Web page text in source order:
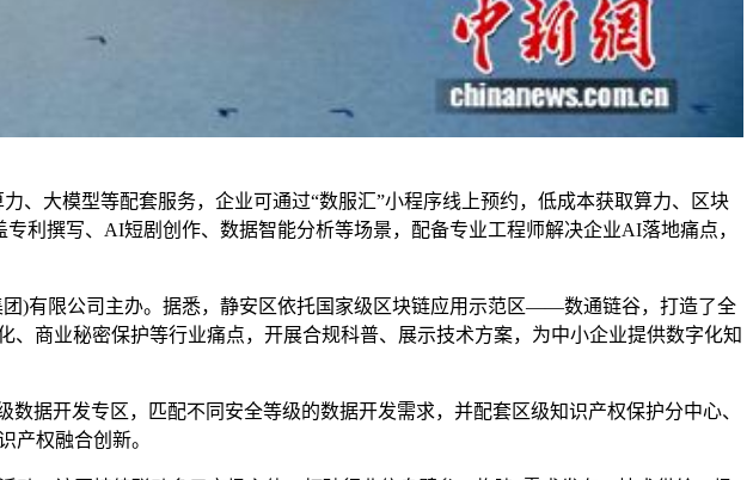
大模型等配套服务，企业可通过“数服汇”小程序线上预约，低成本获取算力、区块
利撰写、AI短剧创作、数据智能分析等场景，配备专业工程师解决企业AI落地痛点，
有限公司主办。据悉，静安区依托国家级区块链应用示范区——数通链谷，打造了全
商业秘密保护等行业痛点，开展合规科普、展示技术方案，为中小企业提供数字化知
开发专区，匹配不同安全等级的数据开发需求，并配套区级知识产权保护分中心、
产权融合创新。